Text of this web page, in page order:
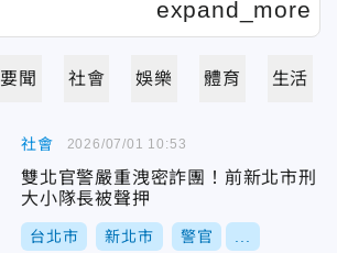
要聞 社會 娛樂 體育 生活
社會
雙北官警嚴重洩密詐團！前新北市刑
大小隊長被聲押
台北市 新北市 警官
2026/07/01 10:53